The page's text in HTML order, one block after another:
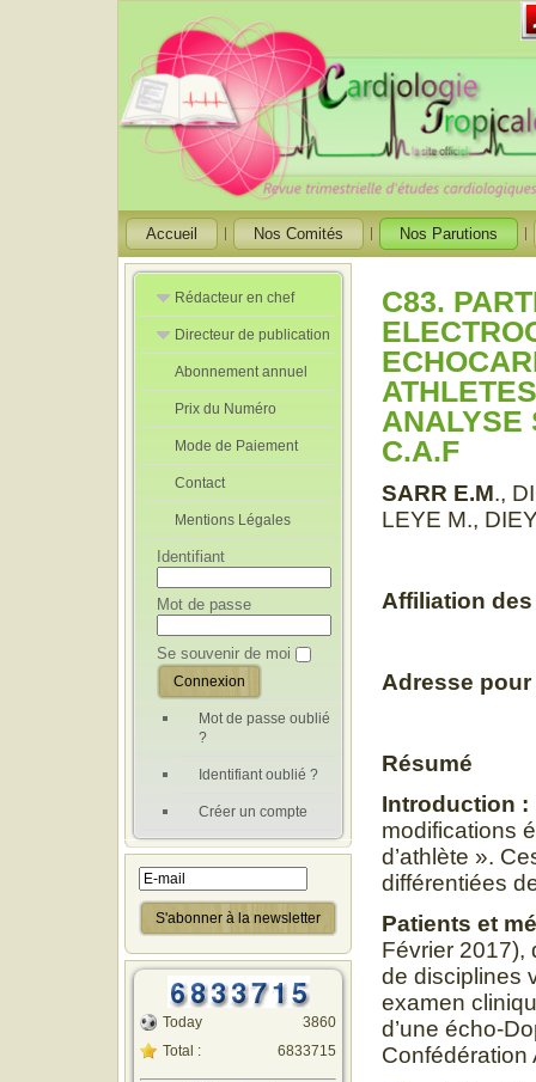
Accueil Nos Comités Nos Parutions
Rédacteur en chef
Rédacteurs en
Chef Adjoint
Directeur de publication
Directeur de
publication
adjoint
Abonnement annuel
Prix du Numéro
Mode de Paiement
Contact
Mentions Légales
Identifiant
Mot de passe
Se souvenir de moi
Mot de passe oublié
?
Identifiant oublié ?
Créer un compte
Today
Total :
3860
6833715
C83.
ANALYSE
C.A.F
SARR E.M.,
LEYE M.,
Affiliation
Adresse
Résumé
Introduction :
modifications
d’athlète ».
différentiées
Patients et
Février 2017),
de disciplines
examen
d’une écho-
Confédération